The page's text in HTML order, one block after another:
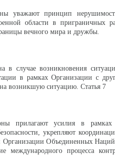
уважают принцип
области в приграничных
вечного мира и дружбы.
в случае возникновения
в рамках Организации с
на возникшую ситуацию. Статья 7
прилагают усилия в
укрепляют
Объединенных
международного процесса